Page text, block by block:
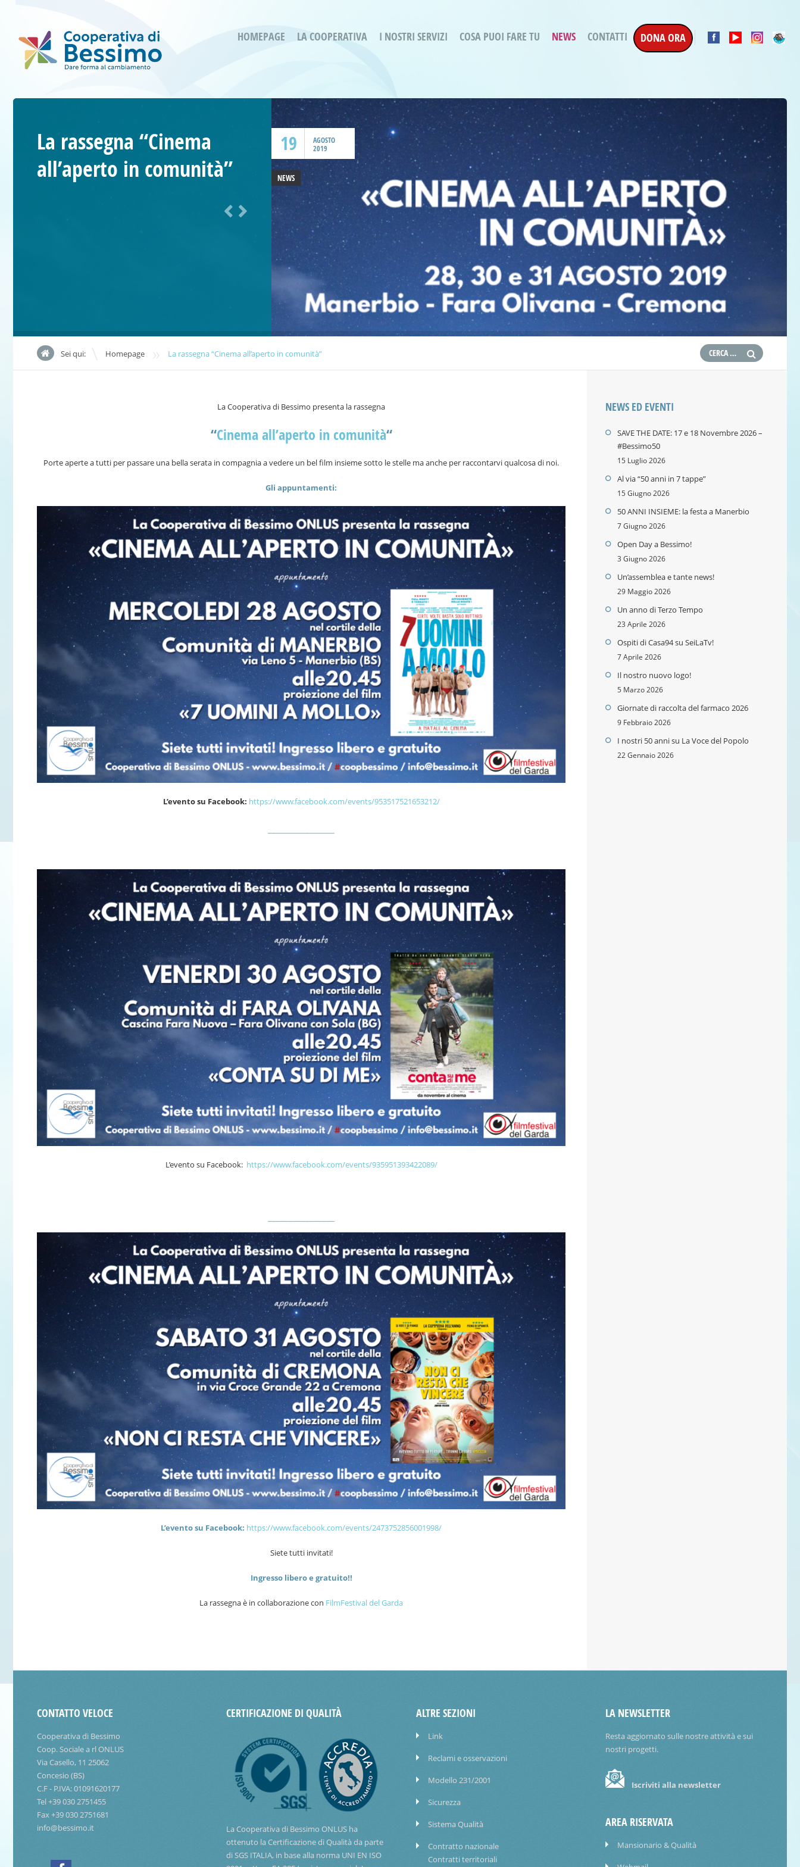
HOMEPAGE LA COOPERATIVA I NOSTRI SERVIZI
Bessimo Due
Servizio Fantasina:
Regina di Cuori
Servizi di Inclusione Sociale
SMI Gli Acrobati – Lallio
Housing Sociale
ergoterapica
Oltre la Terapia
Progetti in corso
Progetti conclusi
COSA PUOI FARE TU NEWS CONTATTI DONA ORA
19
AGOSTO
2019
La rassegna “Cinema
all’aperto in comunità”
NEWS
Sei qui: Homepage » La rassegna “Cinema all’aperto in comunità”
La Cooperativa di Bessimo presenta la rassegna
“Cinema all’aperto in comunità“
Porte aperte a tutti per passare una bella serata in compagnia a vedere un bel film insieme sotto le stelle ma anche per raccontarvi qualcosa di noi.
Gli appuntamenti:
L’evento su Facebook: https://www.facebook.com/events/953517521653212/
L’evento su Facebook: https://www.facebook.com/events/935951393422089/
L’evento su Facebook: https://www.facebook.com/events/2473752856001998/
Siete tutti invitati!
Ingresso libero e gratuito!!
La rassegna è in collaborazione con FilmFestival del Garda
NEWS ED EVENTI
SAVE THE DATE: 17 e 18 Novembre 2026 –
#Bessimo50
15 Luglio 2026
Al via “50 anni in 7 tappe”
15 Giugno 2026
50 ANNI INSIEME: la festa a Manerbio
7 Giugno 2026
Open Day a Bessimo!
3 Giugno 2026
Un’assemblea e tante news!
29 Maggio 2026
Un anno di Terzo Tempo
23 Aprile 2026
Ospiti di Casa94 su SeiLaTv!
7 Aprile 2026
Il nostro nuovo logo!
5 Marzo 2026
Giornate di raccolta del farmaco 2026
9 Febbraio 2026
I nostri 50 anni su La Voce del Popolo
22 Gennaio 2026
CONTATTO VELOCE
Cooperativa di Bessimo
Coop. Sociale a rl ONLUS
Via Casello, 11 25062
Concesio (BS)
C.F - P.IVA: 01091620177
Tel +39 030 2751455
Fax +39 030 2751681
info@bessimo.it
CERTIFICAZIONE DI QUALITÀ
La Cooperativa di Bessimo ONLUS ha
ottenuto la Certificazione di Qualità da parte
di SGS ITALIA, in base alla norma UNI EN ISO
ALTRE SEZIONI
Link
Reclami e osservazioni
Modello 231/2001
Sicurezza
Sistema Qualità
Contratto nazionale
Contratti territoriali
LA NEWSLETTER
Resta aggiornato sulle nostre attività e sui
nostri progetti.
Iscriviti alla newsletter
AREA RISERVATA
Mansionario & Qualità